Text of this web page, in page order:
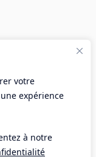
votre
expérience
à notre
Mèze